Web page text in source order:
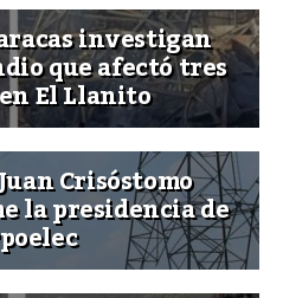
investigan
que afectó tres
El Llanito
Crisóstomo
la presidencia de